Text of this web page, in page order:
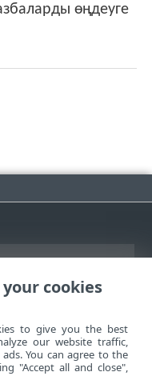
өңдеуге
cookies
to give you the best
our website traffic,
You can agree to the
"Accept all and close",